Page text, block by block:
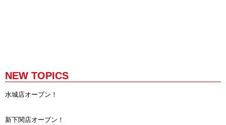
NEW TOPICS
水城店オープン！
新下関店オープン！